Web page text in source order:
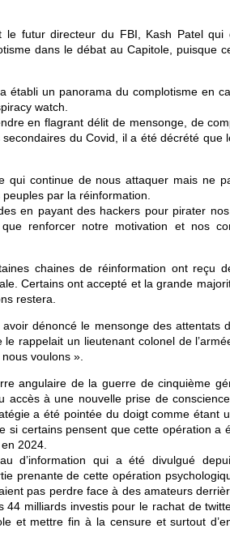
futur directeur du FBI, Kash Patel qui
dans le débat au Capitole, puisque
établi un panorama du complotisme en
watch.
en flagrant délit de mensonge, de
du Covid, il a été décrété que
qui continue de nous attaquer mais ne
par la réinformation.
en payant des hackers pour pirater
renforcer notre motivation et nos
chaines de réinformation ont reçu
Certains ont accepté et la grande
restera.
dénoncé le mensonge des attentats
rappelait un lieutenant colonel de
voulons ».
angulaire de la guerre de cinquième
accès à une nouvelle prise de
a été pointée du doigt comme étant
si certains pensent que cette opération a
2024.
d’information qui a été divulgué
prenante de cette opération
pas perdre face à des amateurs
milliards investis pour le rachat de
et mettre fin à la censure et surtout